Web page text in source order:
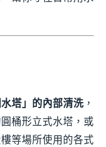
塔」的內部清洗 ，
桶形立式水塔，或
等場所使用的各式